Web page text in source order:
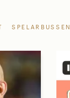
SPELARBUSSEN